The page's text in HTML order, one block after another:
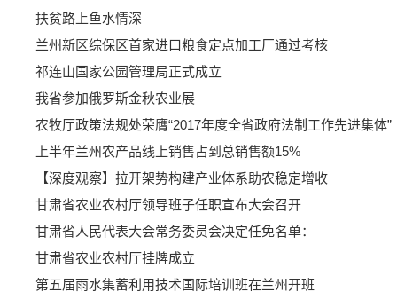
扶贫路上鱼水情深
兰州新区综保区首家进口粮食定点加工厂通过考核
祁连山国家公园管理局正式成立
我省参加俄罗斯金秋农业展
农牧厅政策法规处荣膺“2017年度全省政府法制工作先进集体”
上半年兰州农产品线上销售占到总销售额15%
【深度观察】拉开架势构建产业体系助农稳定增收
甘肃省农业农村厅领导班子任职宣布大会召开
甘肃省人民代表大会常务委员会决定任免名单：
甘肃省农业农村厅挂牌成立
第五届雨水集蓄利用技术国际培训班在兰州开班